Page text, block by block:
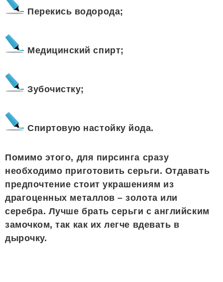
Перекись водорода;
Медицинский спирт;
Зубочистку;
Спиртовую настойку йода.
Помимо этого, для пирсинга сразу
необходимо приготовить серьги. Отдавать
предпочтение стоит украшениям из
драгоценных металлов – золота или
серебра. Лучше брать серьги с английским
замочком, так как их легче вдевать в
дырочку.